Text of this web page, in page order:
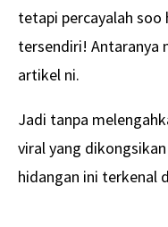
tetapi percayalah
tersendiri! Antaranya
artikel ni.
Jadi tanpa
viral yang
hidangan ini terkenal